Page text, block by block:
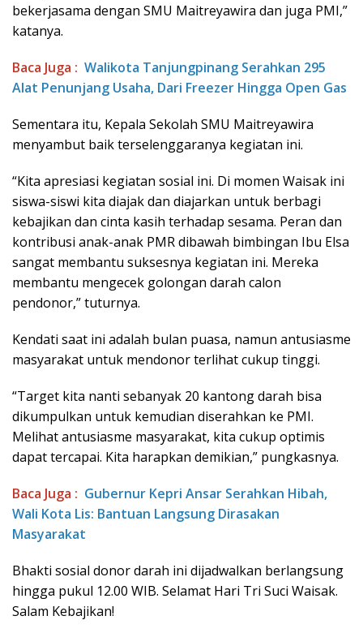
bekerjasama dengan SMU Maitreyawira dan juga PMI,”
katanya.
Baca Juga : Walikota Tanjungpinang Serahkan 295
Alat Penunjang Usaha, Dari Freezer Hingga Open Gas
Sementara itu, Kepala Sekolah SMU Maitreyawira
menyambut baik terselenggaranya kegiatan ini.
“Kita apresiasi kegiatan sosial ini. Di momen Waisak ini
siswa-siswi kita diajak dan diajarkan untuk berbagi
kebajikan dan cinta kasih terhadap sesama. Peran dan
kontribusi anak-anak PMR dibawah bimbingan Ibu Elsa
sangat membantu suksesnya kegiatan ini. Mereka
membantu mengecek golongan darah calon
pendonor,” tuturnya.
Kendati saat ini adalah bulan puasa, namun antusiasme
masyarakat untuk mendonor terlihat cukup tinggi.
“Target kita nanti sebanyak 20 kantong darah bisa
dikumpulkan untuk kemudian diserahkan ke PMI.
Melihat antusiasme masyarakat, kita cukup optimis
dapat tercapai. Kita harapkan demikian,” pungkasnya.
Baca Juga : Gubernur Kepri Ansar Serahkan Hibah,
Wali Kota Lis: Bantuan Langsung Dirasakan
Masyarakat
Bhakti sosial donor darah ini dijadwalkan berlangsung
hingga pukul 12.00 WIB. Selamat Hari Tri Suci Waisak.
Salam Kebajikan!